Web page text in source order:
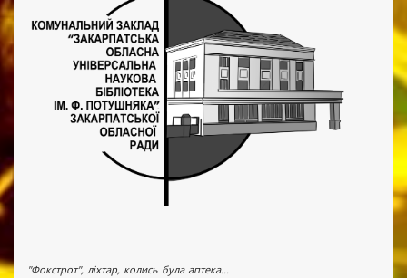
"Фокстрот", ліхтар, колись була аптека...